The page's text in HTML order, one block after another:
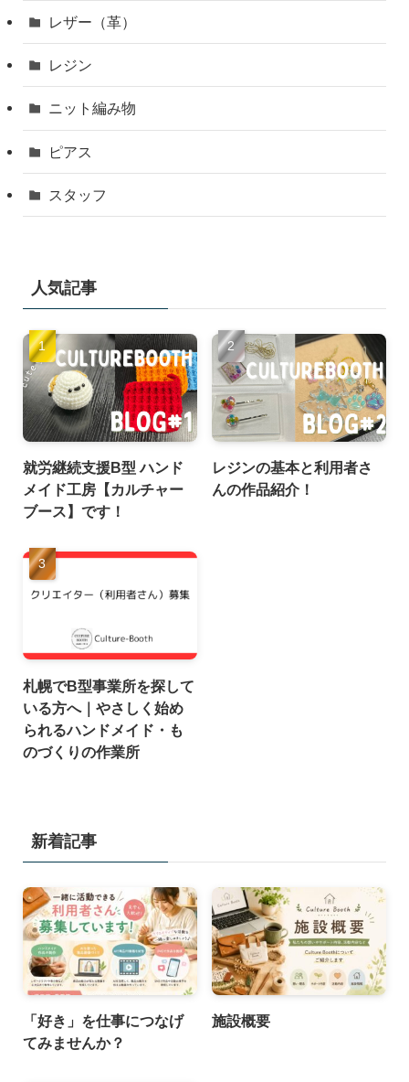
レザー（革）
レジン
ニット編み物
ピアス
スタッフ
人気記事
就労継続支援B型 ハンド
メイド工房【カルチャー
ブース】です！
レジンの基本と利用者さ
んの作品紹介！
札幌でB型事業所を探して
いる方へ｜やさしく始め
られるハンドメイド・も
のづくりの作業所
新着記事
「好き」を仕事につなげ
てみませんか？
施設概要